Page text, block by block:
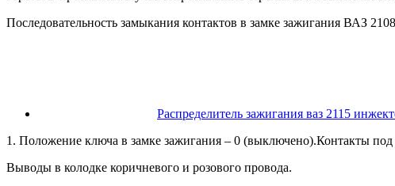
Последовательность замыкания контактов в замке зажигания ВАЗ
Распределитель зажигания ваз 2115
1. Положение ключа в замке зажигания – 0 (выключено).Контакты
Выводы в колодке коричневого и розового провода.